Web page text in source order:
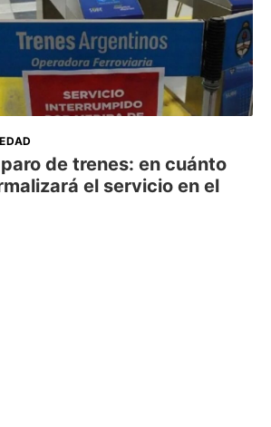
de trenes: en cuánto
el servicio en el